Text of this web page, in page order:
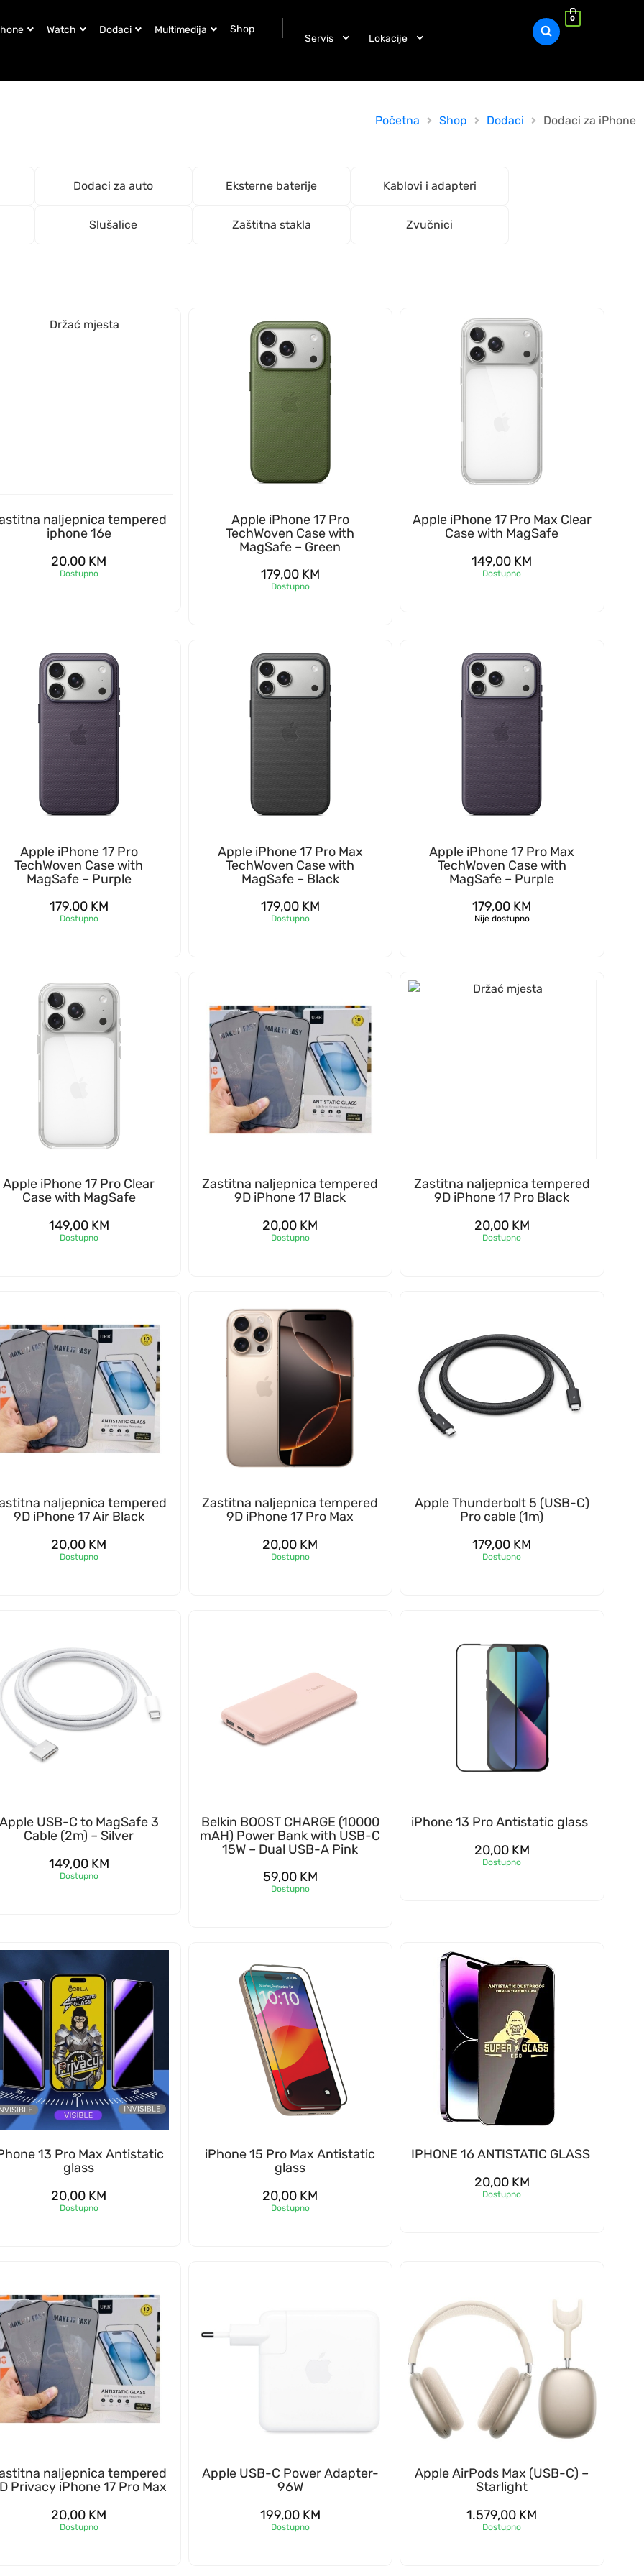
Watch Dodaci Multimedija Shop
Servis Lokacije
0
Početna Shop Dodaci Dodaci za iPhone
Dodaci za auto Eksterne baterije Kablovi i adapteri
Slušalice Zaštitna stakla Zvučnici
naljepnica tempered
iphone 16e
20,00 KM
Dostupno
Apple iPhone 17 Pro
TechWoven Case with
MagSafe – Green
179,00 KM
Dostupno
Apple iPhone 17 Pro Max Clear
Case with MagSafe
149,00 KM
Dostupno
Apple iPhone 17 Pro
TechWoven Case with
MagSafe – Purple
179,00 KM
Dostupno
Apple iPhone 17 Pro Max
TechWoven Case with
MagSafe – Black
179,00 KM
Dostupno
Apple iPhone 17 Pro Max
TechWoven Case with
MagSafe – Purple
179,00 KM
Nije dostupno
Apple iPhone 17 Pro Clear
Case with MagSafe
149,00 KM
Dostupno
Zastitna naljepnica tempered
9D iPhone 17 Black
20,00 KM
Dostupno
Zastitna naljepnica tempered
9D iPhone 17 Pro Black
20,00 KM
Dostupno
naljepnica tempered
9D iPhone 17 Air Black
20,00 KM
Dostupno
Zastitna naljepnica tempered
9D iPhone 17 Pro Max
20,00 KM
Dostupno
Apple Thunderbolt 5 (USB-C)
Pro cable (1m)
179,00 KM
Dostupno
USB-C to MagSafe 3
Cable (2m) – Silver
149,00 KM
Dostupno
Belkin BOOST CHARGE (10000
mAH) Power Bank with USB-C
15W – Dual USB-A Pink
59,00 KM
Dostupno
iPhone 13 Pro Antistatic glass
20,00 KM
Dostupno
13 Pro Max Antistatic
glass
20,00 KM
Dostupno
iPhone 15 Pro Max Antistatic
glass
20,00 KM
Dostupno
IPHONE 16 ANTISTATIC GLASS
20,00 KM
Dostupno
naljepnica tempered
Privacy iPhone 17 Pro Max
20,00 KM
Dostupno
Apple USB-C Power Adapter-
96W
199,00 KM
Dostupno
Apple AirPods Max (USB-C) –
Starlight
1.579,00 KM
Dostupno